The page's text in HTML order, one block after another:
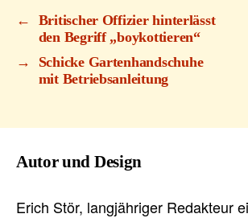
←
Britischer Offizier hinterlässt
den Begriff „boykottieren“
→
Schicke Gartenhandschuhe
mit Betriebsanleitung
Autor und Design
Erich Stör, langjähriger Redakteur